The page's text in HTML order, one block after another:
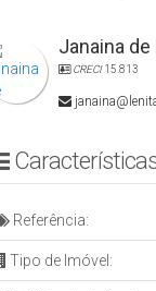
Janaina
CRECI15.813
Referência:
Tipo de Imóvel: